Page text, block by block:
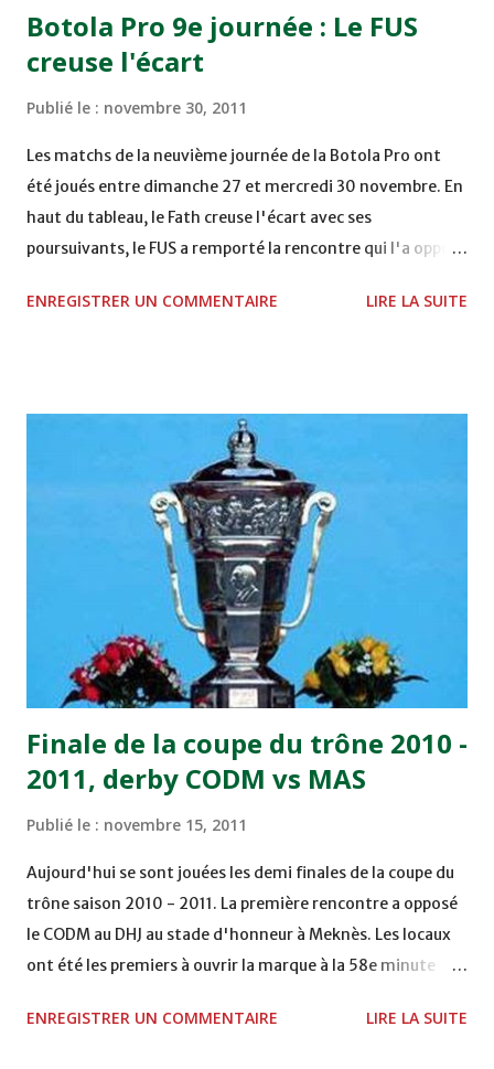
Mardi 06/12/2011 15H00 WAF - OCS au COMPLEXE SPORTIF
DE FES - FES WAC - MAS Reporté pour cause de finale de la
Botola Pro 9e journée : Le FUS
creuse l'écart
Publié le : novembre 30, 2011
Les matchs de la neuvième journée de la Botola Pro ont
été joués entre dimanche 27 et mercredi 30 novembre. En
haut du tableau, le Fath creuse l'écart avec ses
poursuivants, le FUS a remporté la rencontre qui l'a opposé
2, Badr Kachani a ouvert la marque à la 38e pour les
joueurs soussis, et ont réussi à mener au score à la dernière
minute du temps réglementaire grâce à un but de Mourad
Benchrifa. Son poursuivant direct le CRA de son coté a
chuté à domicile face à l'OCK sur le score de 0 - 2. La
bonne affaire de la semaine a été réalisée par le Moghreb
de Tetouan qui s'est hissé à la deuxième place après avoir
remporté trois précieux points sur la pelouse du complexe
Moulay Abdallah face aux FAR grâce à un but marqué par
Abdeladim Khadrouf à la 61e...
ENREGISTRER UN COMMENTAIRE LIRE LA SUITE
Finale de la coupe du trône 2010 -
2011, derby CODM vs MAS
Publié le : novembre 15, 2011
Aujourd'hui se sont jouées les demi finales de la coupe du
trône saison 2010 - 2011. La première rencontre a opposé
le CODM au DHJ au stade d'honneur à Meknès. Les locaux
ont été les premiers à ouvrir la marque à la 58e minute
réagi et ont failli égaliser sur pénalty à la 74e, mais
ENREGISTRER UN COMMENTAIRE LIRE LA SUITE